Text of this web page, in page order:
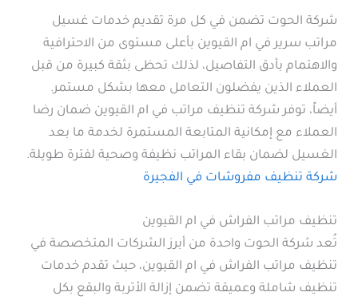
شركة الحوت تضمن في كل مرة تقديم خدمات غسيل
مراتب سرير في ام القيوين بأعلى مستوى من الاحترافية
والاهتمام بأدق التفاصيل، لذلك تحظى بثقة كبيرة من قبل
العملاء الذين يفضلون التعامل معها بشكل مستمر.
أيضاً، توفر شركة تنظيف مراتب في ام القيوين ضمان رضا
العملاء مع إمكانية المتابعة المستمرة لخدمة ما بعد
الغسيل لضمان بقاء المراتب نظيفة وصحية لفترة طويلة.
شركة تنظيف مفروشات في الفجيرة
تنظيف مراتب الفراش في ام القيوين
تُعد شركة الحوت واحدة من أبرز الشركات المتخصصة في
تنظيف مراتب الفراش في ام القيوين، حيث تقدم خدمات
تنظيف شاملة وعميقة تضمن إزالة الأتربة والبقع بكل